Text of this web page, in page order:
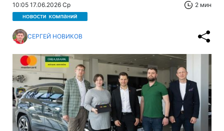
10:05 17.06.2026 Ср 2 мин
СЕРГЕЙ НОВИКОВ